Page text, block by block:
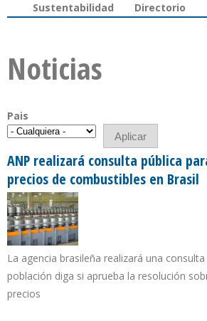
Sustentabilidad
Directorio
Noticias
Pais
ANP realizará consulta pública
precios de combustibles en Brasil
La agencia brasileña realizará una
población diga si aprueba la resolución
precios